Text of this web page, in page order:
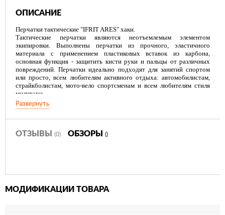
ОПИСАНИЕ
Перчатки тактические "IFRIT ARES" хаки.
Тактические перчатки являются неотъемлемым элементом
экипировки. Выполнены перчатки из прочного, эластичного
материала с применением пластиковых вставок из карбона,
основная функция - защитить кисти руки и пальцы от различных
повреждений. Перчатки идеально подходят для занятий спортом
или просто, всем любителям активного отдыха: автомобилистам,
страйкболистам, мото-вело спортсменам и всем любителям стиля
милитари.
Технические параметры:
-Анатомический крой, не стесняют движений;
-Внутренняя часть перчаток усилена мягкой защитной подушкой,
-Размеры: M, L, XL, XXL;
-Вес: 120гр.
Развернуть
ОТЗЫВЫ (0) ОБЗОРЫ ()
МОДИФИКАЦИИ ТОВАРА